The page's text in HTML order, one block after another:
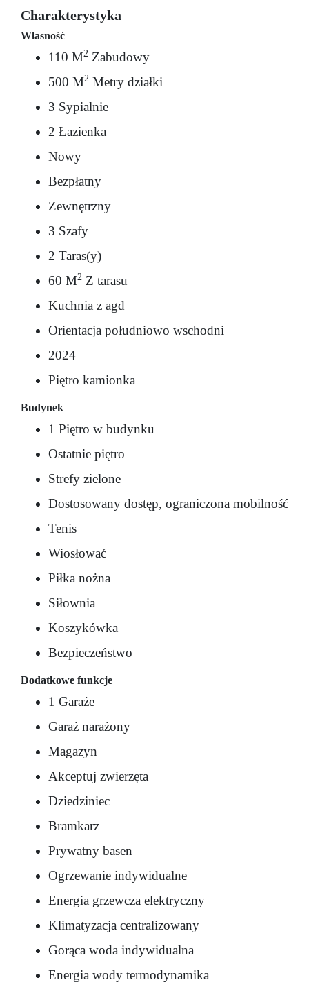
Charakterystyka
Własność
110 M2 Zabudowy
500 M2 Metry działki
3 Sypialnie
2 Łazienka
Nowy
Bezpłatny
Zewnętrzny
3 Szafy
2 Taras(y)
60 M2 Z tarasu
Kuchnia z agd
Orientacja południowo wschodni
2024
Piętro kamionka
Budynek
1 Piętro w budynku
Ostatnie piętro
Strefy zielone
Dostosowany dostęp, ograniczona mobilność
Tenis
Wiosłować
Piłka nożna
Siłownia
Koszykówka
Bezpieczeństwo
Dodatkowe funkcje
1 Garaże
Garaż narażony
Magazyn
Akceptuj zwierzęta
Dziedziniec
Bramkarz
Prywatny basen
Ogrzewanie indywidualne
Energia grzewcza elektryczny
Klimatyzacja centralizowany
Gorąca woda indywidualna
Energia wody termodynamika